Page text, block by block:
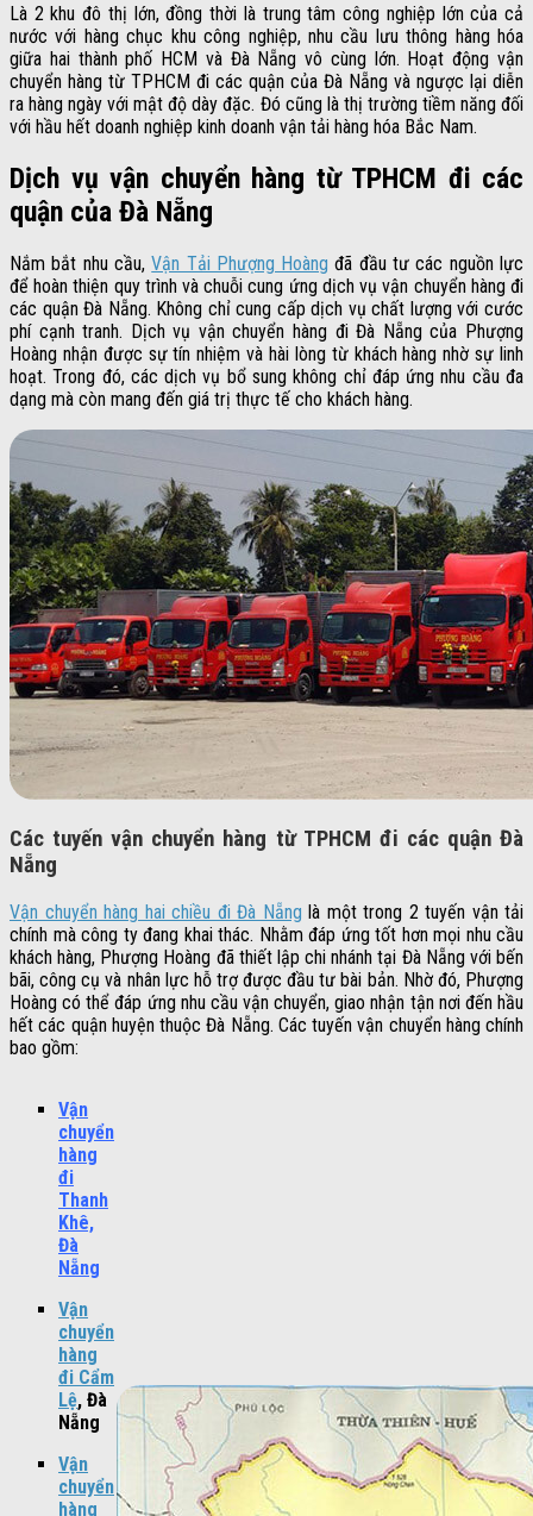
Là 2 khu đô thị lớn, đồng thời là trung tâm công nghiệp lớn của cả
nước với hàng chục khu công nghiệp, nhu cầu lưu thông hàng hóa
giữa hai thành phố HCM và Đà Nẵng vô cùng lớn. Hoạt động vận
chuyển hàng từ TPHCM đi các quận của Đà Nẵng và ngược lại diễn
ra hàng ngày với mật độ dày đặc. Đó cũng là thị trường tiềm năng đối
với hầu hết doanh nghiệp kinh doanh vận tải hàng hóa Bắc Nam.
Dịch vụ vận chuyển hàng từ TPHCM đi các
quận của Đà Nẵng
Nắm bắt nhu cầu,Vận Tải Phượng Hoàng đã đầu tư các nguồn lực
để hoàn thiện quy trình và chuỗi cung ứng dịch vụ vận chuyển hàng đi
các quận Đà Nẵng. Không chỉ cung cấp dịch vụ chất lượng với cước
phí cạnh tranh. Dịch vụ vận chuyển hàng đi Đà Nẵng của Phượng
Hoàng nhận được sự tín nhiệm và hài lòng từ khách hàng nhờ sự linh
hoạt. Trong đó, các dịch vụ bổ sung không chỉ đáp ứng nhu cầu đa
dạng mà còn mang đến giá trị thực tế cho khách hàng.
Các tuyến vận chuyển hàng từ TPHCM đi các quận Đà
Nẵng
Vận chuyển hàng hai chiều đi Đà Nẵng là một trong 2 tuyến vận tải
chính mà công ty đang khai thác. Nhằm đáp ứng tốt hơn mọi nhu cầu
khách hàng, Phượng Hoàng đã thiết lập chi nhánh tại Đà Nẵng với bến
bãi, công cụ và nhân lực hỗ trợ được đầu tư bài bản. Nhờ đó, Phượng
Hoàng có thể đáp ứng nhu cầu vận chuyển, giao nhận tận nơi đến hầu
hết các quận huyện thuộc Đà Nẵng. Các tuyến vận chuyển hàng chính
bao gồm:
Vận
chuyển
hàng
đi
Thanh
Khê,
Đà
Nẵng
Vận
chuyển
hàng
đi Cẩm
Lệ, Đà
Nẵng
Vận
chuyển
hàng